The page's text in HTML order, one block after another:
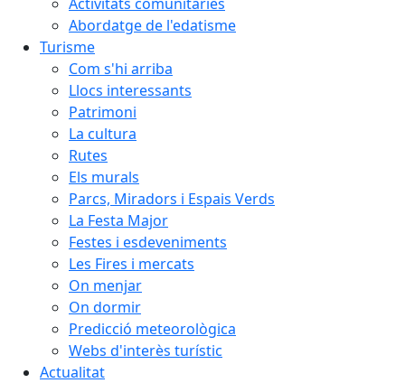
Abordatge de l'edatisme
Turisme
Com s'hi arriba
Llocs interessants
Patrimoni
La cultura
Rutes
Els murals
Parcs, Miradors i Espais Verds
La Festa Major
Festes i esdeveniments
Les Fires i mercats
On menjar
On dormir
Predicció meteorològica
Webs d'interès turístic
Actualitat